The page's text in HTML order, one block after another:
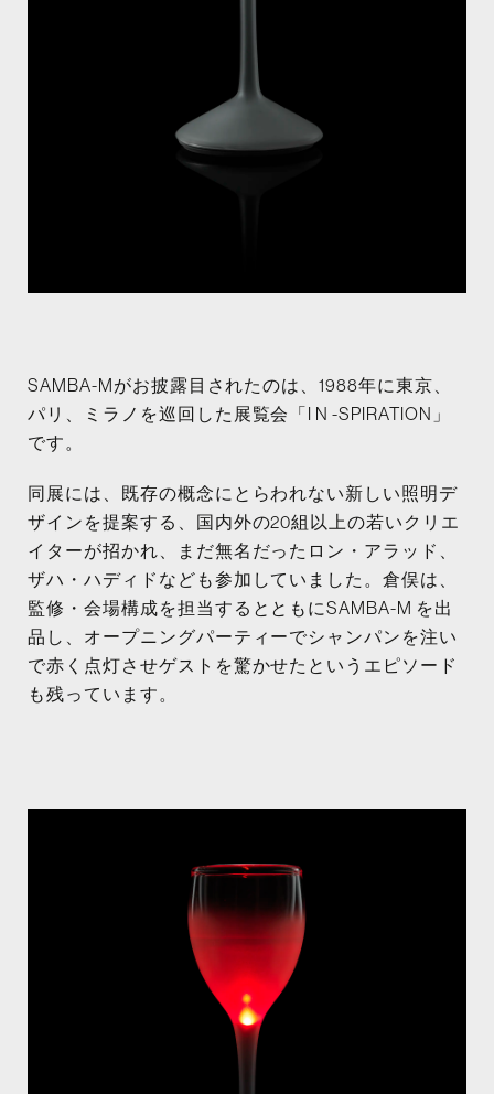
SAMBA-Mがお披露目されたのは、1988年に東京、
パリ、ミラノを巡回した展覧会「I N -SPIRATION」
です。
同展には、既存の概念にとらわれない新しい照明デ
ザインを提案する、国内外の20組以上の若いクリエ
イターが招かれ、まだ無名だったロン・アラッド、
ザハ・ハディドなども参加していました。倉俣は、
監修・会場構成を担当するとともにSAMBA-M を出
品し、オープニングパーティーでシャンパンを注い
で赤く点灯させゲストを驚かせたというエピソード
も残っています。